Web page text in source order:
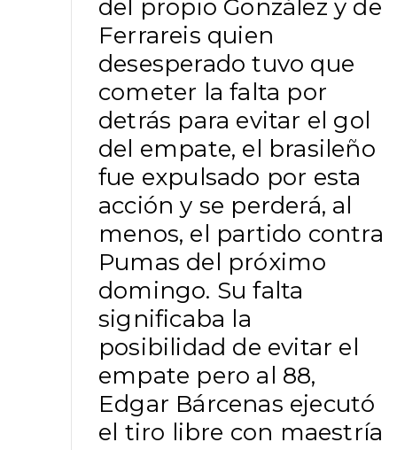
del propio González y de
Ferrareis quien
desesperado tuvo que
cometer la falta por
detrás para evitar el gol
del empate, el brasileño
fue expulsado por esta
acción y se perderá, al
menos, el partido contra
Pumas del próximo
domingo. Su falta
significaba la
posibilidad de evitar el
empate pero al 88,
Edgar Bárcenas ejecutó
el tiro libre con maestría